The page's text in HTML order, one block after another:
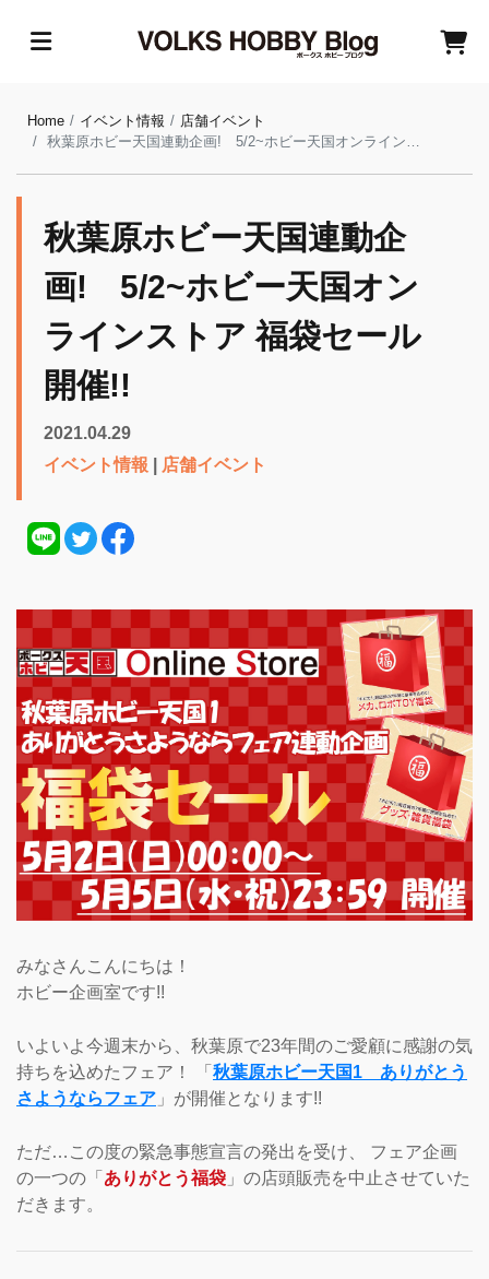
Home イベント情報
店舗イベント
秋葉原ホビー天国連動企画! 5/2~ホビー天国オンラインストア 福袋セール開催!!
秋葉原ホビー天国連動企
画! 5/2~ホビー天国オン
ラインストア 福袋セール
開催!!
2021.04.29
イベント情報
店舗イベント
みなさんこんにちは！
ホビー企画室です!!
いよいよ今週末から、秋葉原で23年間のご愛顧に感謝の気
持ちを込めたフェア！ 「 秋葉原ホビー天国1 ありがとう
さようならフェア 」が開催となります!!
ただ…この度の緊急事態宣言の発出を受け、 フェア企画
の一つの「 ありがとう福袋 」の店頭販売を中止させていた
だきます。